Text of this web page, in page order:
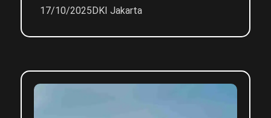
17/10/2025 DKI Jakarta